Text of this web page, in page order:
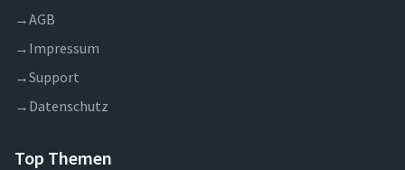
→AGB
→ Impressum
→Support
→ Datenschutz
Top Themen